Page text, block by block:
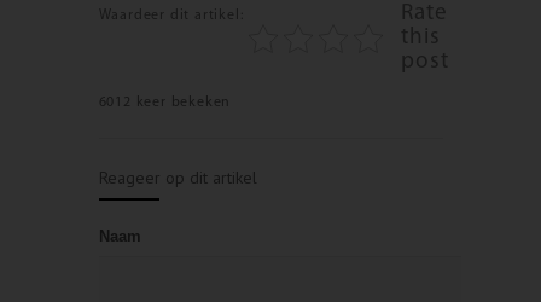
Waardeer dit artikel:
Rate
this
post
6012 keer bekeken
Reageer op dit artikel
Naam